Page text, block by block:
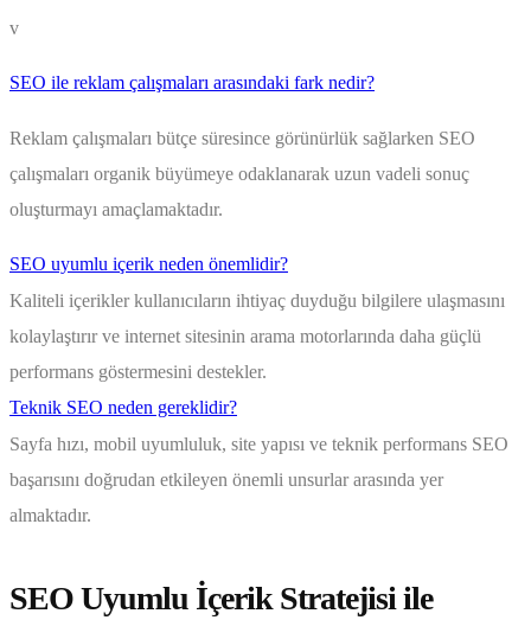
v
SEO ile reklam çalışmaları arasındaki fark nedir?
Reklam çalışmaları bütçe süresince görünürlük sağlarken SEO
çalışmaları organik büyümeye odaklanarak uzun vadeli sonuç
oluşturmayı amaçlamaktadır.
SEO uyumlu içerik neden önemlidir?
Kaliteli içerikler kullanıcıların ihtiyaç duyduğu bilgilere ulaşmasını
kolaylaştırır ve internet sitesinin arama motorlarında daha güçlü
performans göstermesini destekler.
Teknik SEO neden gereklidir?
Sayfa hızı, mobil uyumluluk, site yapısı ve teknik performans SEO
başarısını doğrudan etkileyen önemli unsurlar arasında yer
almaktadır.
SEO Uyumlu İçerik Stratejisi ile